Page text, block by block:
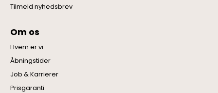
Tilmeld nyhedsbrev
Om os
Hvem er vi
Åbningstider
Job & Karrierer
Prisgaranti